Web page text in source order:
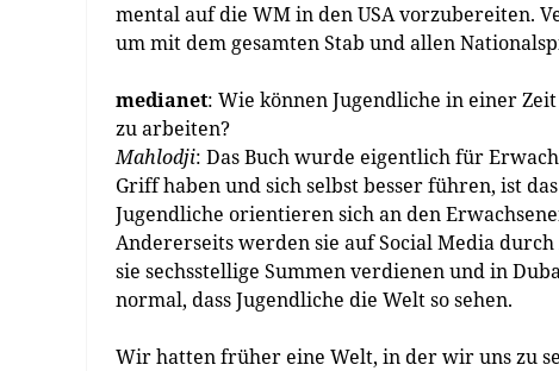
mental auf die WM in den USA vorzubereiten.
um mit dem gesamten Stab und allen
medianet: Wie können Jugendliche in einer
zu arbeiten?
Mahlodji: Das Buch wurde eigentlich für
Griff haben und sich selbst besser führen, ist
Jugendliche orientieren sich an den
Andererseits werden sie auf Social Media
sie sechsstellige Summen verdienen und in
normal, dass Jugendliche die Welt so sehen.
Wir hatten früher eine Welt, in der wir uns zu